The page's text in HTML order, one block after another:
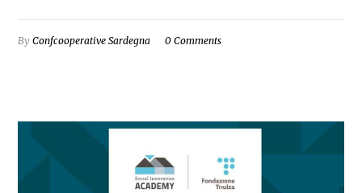
ByConfcooperative Sardegna 0 Comments